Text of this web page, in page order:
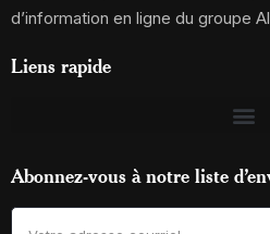
d’information en ligne du groupe
Liens rapide
Abonnez-vous à notre liste